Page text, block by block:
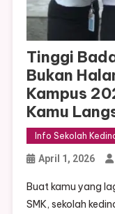
Tinggi
Bukan
Kampus
Kamu
Info Sekolah
April 1, 2026
Buat kamu yang
SMK, sekolah